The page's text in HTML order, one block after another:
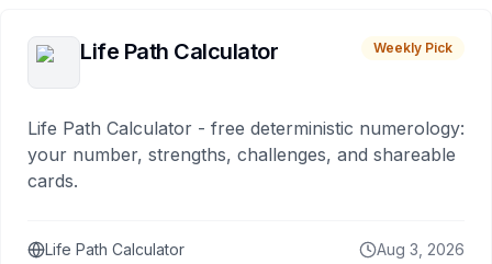
Life Path Calculator Weekly Pick
Life Path Calculator - free deterministic numerology:
your number, strengths, challenges, and shareable
cards.
Life Path Calculator Aug 3, 2026